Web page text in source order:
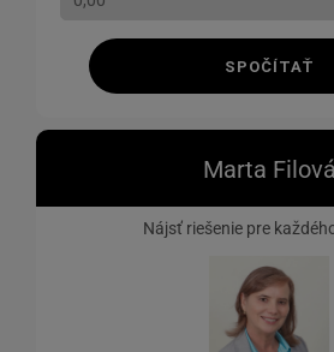
SPOČÍTAŤ
Marta Filová
Nájsť riešenie pre